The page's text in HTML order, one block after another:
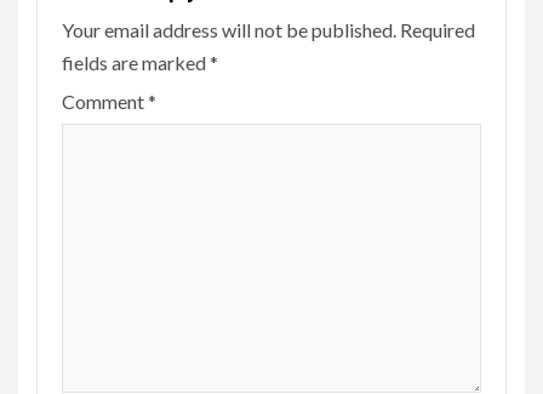
Your email address will not be published. Required
fields are marked*
Comment*